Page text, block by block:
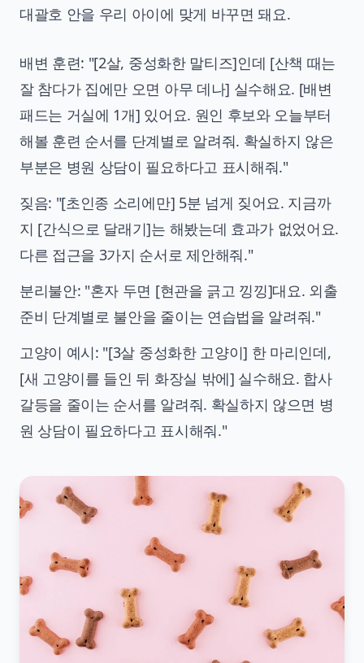
대괄호 안을 우리 아이에 맞게 바꾸면 돼요.
배변 훈련: "[2살, 중성화한 말티즈]인데 [산책 때는
잘 참다가 집에만 오면 아무 데나] 실수해요. [배변
패드는 거실에 1개] 있어요. 원인 후보와 오늘부터
해볼 훈련 순서를 단계별로 알려줘. 확실하지 않은
부분은 병원 상담이 필요하다고 표시해줘."
짖음: "[초인종 소리에만] 5분 넘게 짖어요. 지금까
지 [간식으로 달래기]는 해봤는데 효과가 없었어요.
다른 접근을 3가지 순서로 제안해줘."
분리불안: "혼자 두면 [현관을 긁고 낑낑]대요. 외출
준비 단계별로 불안을 줄이는 연습법을 알려줘."
고양이 예시: "[3살 중성화한 고양이] 한 마리인데,
[새 고양이를 들인 뒤 화장실 밖에] 실수해요. 합사
갈등을 줄이는 순서를 알려줘. 확실하지 않으면 병
원 상담이 필요하다고 표시해줘."